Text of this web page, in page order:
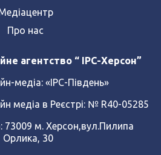
Про нас
агентство “ IPC-Херсон”
медіа: «ІРС-Південь»
медіа в Реєстрі: № R40-05285
м. Херсон,вул.Пилипа
Орлика, 30